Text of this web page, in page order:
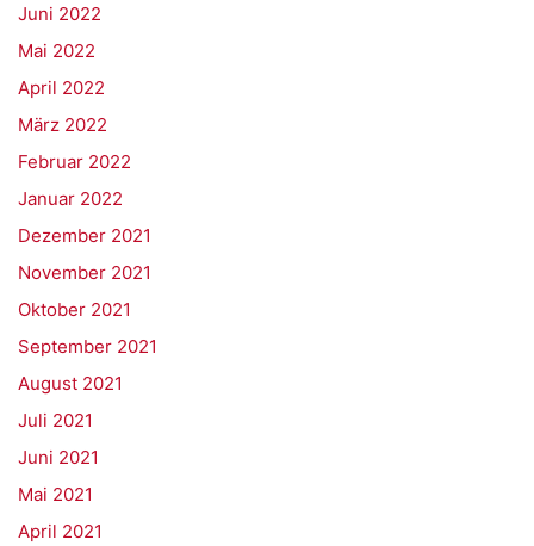
Juni 2022
Mai 2022
April 2022
März 2022
Februar 2022
Januar 2022
Dezember 2021
November 2021
Oktober 2021
September 2021
August 2021
Juli 2021
Juni 2021
Mai 2021
April 2021